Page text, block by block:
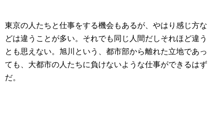
東京の人たちと仕事をする機会もあるが、やはり感じ方な
どは違うことが多い。それでも同じ人間だしそれほど違う
とも思えない。旭川という、都市部から離れた立地であっ
ても、大都市の人たちに負けないような仕事ができるはず
だ。